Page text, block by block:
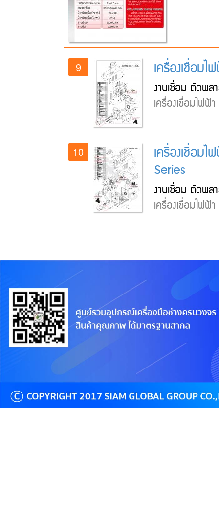
9 เครื่องเชื่อม
งานเชื่อม ตัดพล
เครื่องเชื่อมไฟฟ้
10 เครื่องเชื่อ
Series
งานเชื่อม ตัดพล
เครื่องเชื่อมไฟฟ้